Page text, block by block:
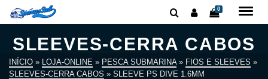
0
SLEEVES-CERRA CABOS
INÍCIO » LOJA-ONLINE » PESCA SUBMARINA » FIOS E SLEEVES »
SLEEVES-CERRA CABOS » SLEEVE PS DIVE 1.6MM